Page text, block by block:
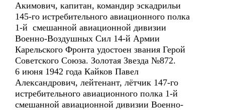
Акимович, капитан, командир эскадрильи
145-го истребительного авиационного полка
1-й смешанной авиационной дивизии
Военно-Воздушных Сил 14-й Армии
Карельского Фронта удостоен звания Герой
Советского Союза. Золотая Звезда №872.
6 июня 1942 года Кайков Павел
Александрович, лейтенант, лётчик 147-го
истребительного авиационного полка 1-й
смешанной авиационной дивизии Военно-